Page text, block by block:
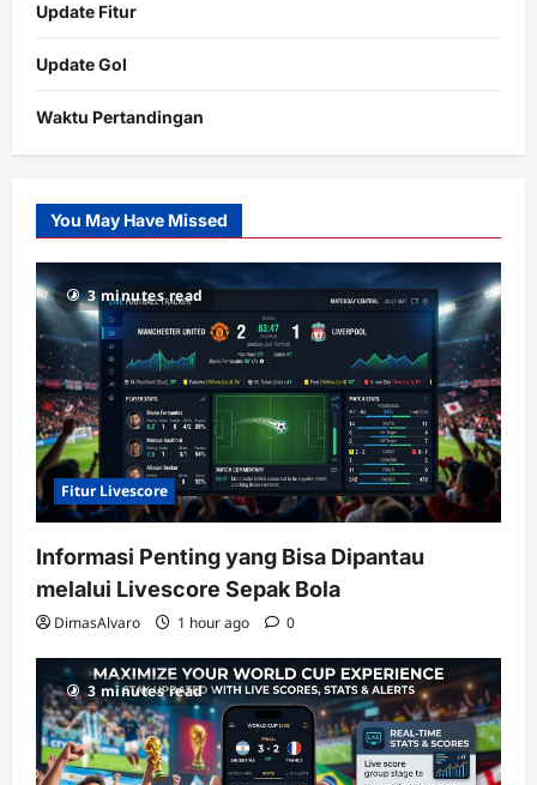
Update Fitur
Update Gol
Waktu Pertandingan
Slot
Gacor
RTP
terupdate
You May Have Missed
3 minutes read
Fitur Livescore
Informasi Penting yang Bisa Dipantau
melalui Livescore Sepak Bola
DimasAlvaro 1 hour ago 0
3 minutes read